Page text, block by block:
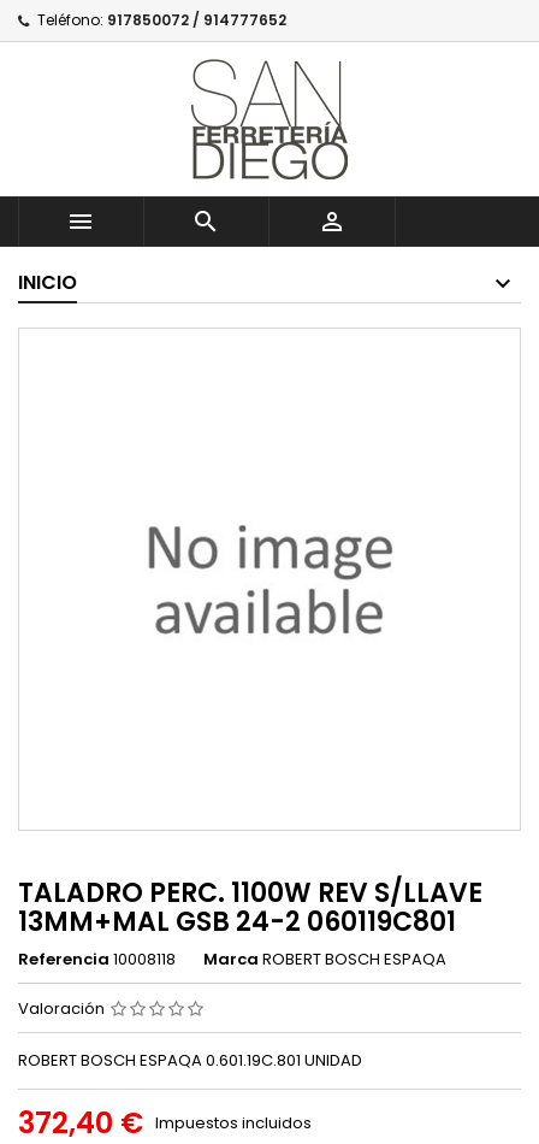
Teléfono: 917850072 / 914777652
  
INICIO
TALADRO PERC. 1100W REV S/LLAVE
13MM+MAL GSB 24-2 060119C801
Referencia 10008118 Marca ROBERT BOSCH ESPAQA
Valoración
ROBERT BOSCH ESPAQA 0.601.19C.801 UNIDAD
372,40 € Impuestos incluidos